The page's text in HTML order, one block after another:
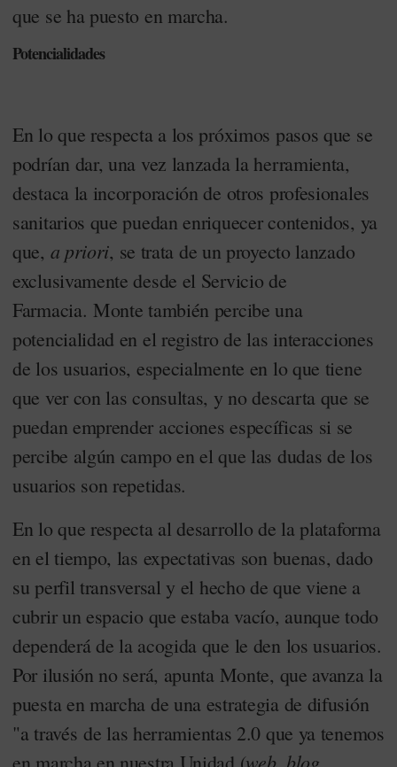
que se ha puesto en marcha.
Potencialidades
En lo que respecta a los próximos pasos que se
podrían dar, una vez lanzada la herramienta,
destaca la incorporación de otros profesionales
sanitarios que puedan enriquecer contenidos, ya
que, a priori, se trata de un proyecto lanzado
exclusivamente desde el Servicio de
Farmacia. Monte también percibe una
potencialidad en el registro de las interacciones
de los usuarios, especialmente en lo que tiene
que ver con las consultas, y no descarta que se
puedan emprender acciones específicas si se
percibe algún campo en el que las dudas de los
usuarios son repetidas.
En lo que respecta al desarrollo de la plataforma
en el tiempo, las expectativas son buenas, dado
su perfil transversal y el hecho de que viene a
cubrir un espacio que estaba vacío, aunque todo
dependerá de la acogida que le den los usuarios.
Por ilusión no será, apunta Monte, que avanza la
puesta en marcha de una estrategia de difusión
"a través de las herramientas 2.0 que ya tenemos
web blog